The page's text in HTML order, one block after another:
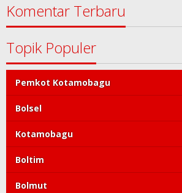
Komentar Terbaru
Topik Populer
Pemkot Kotamobagu
Bolsel
Kotamobagu
Boltim
Bolmut